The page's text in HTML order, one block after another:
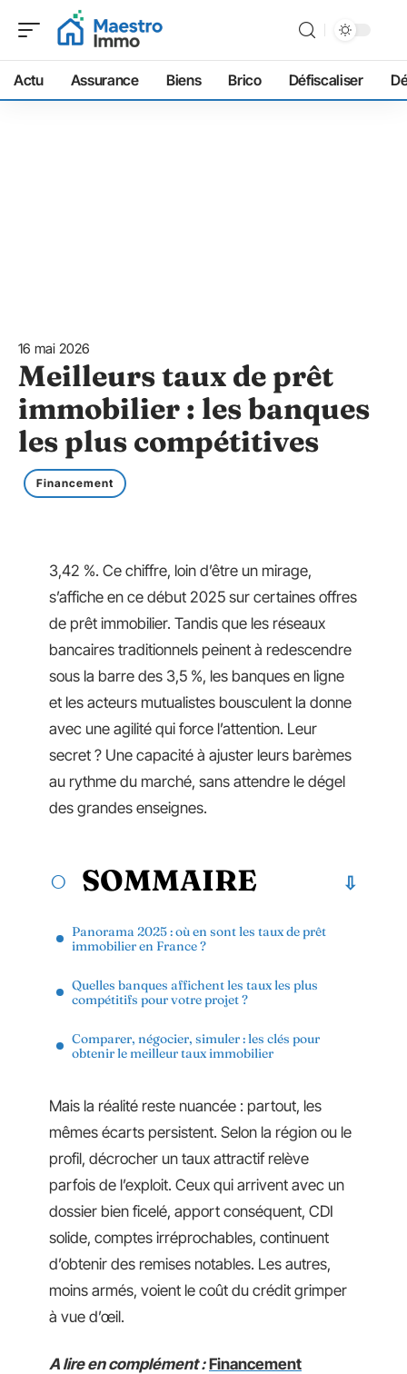
Actu Assurance Biens Brico Défiscaliser
16 mai 2026
Meilleurs taux de prêt
immobilier : les banques
les plus compétitives
Financement
3,42 %. Ce chiffre, loin d’être un mirage,
s’affiche en ce début 2025 sur certaines offres
de prêt immobilier. Tandis que les réseaux
bancaires traditionnels peinent à redescendre
sous la barre des 3,5 %, les banques en ligne
et les acteurs mutualistes bousculent la donne
avec une agilité qui force l’attention. Leur
secret ? Une capacité à ajuster leurs barèmes
au rythme du marché, sans attendre le dégel
des grandes enseignes.
SOMMAIRE
Panorama 2025 : où en sont les taux de prêt
immobilier en France ?
Quelles banques affichent les taux les plus
compétitifs pour votre projet ?
Comparer, négocier, simuler : les clés pour
obtenir le meilleur taux immobilier
Mais la réalité reste nuancée : partout, les
mêmes écarts persistent. Selon la région ou le
profil, décrocher un taux attractif relève
parfois de l’exploit. Ceux qui arrivent avec un
dossier bien ficelé, apport conséquent, CDI
solide, comptes irréprochables, continuent
d’obtenir des remises notables. Les autres,
moins armés, voient le coût du crédit grimper
à vue d’œil.
A lire en complément : Financement